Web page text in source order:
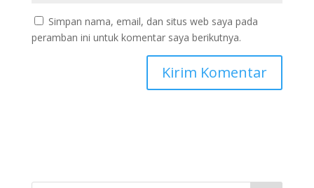
Simpan nama, email, dan situs web saya pada
peramban ini untuk komentar saya berikutnya.